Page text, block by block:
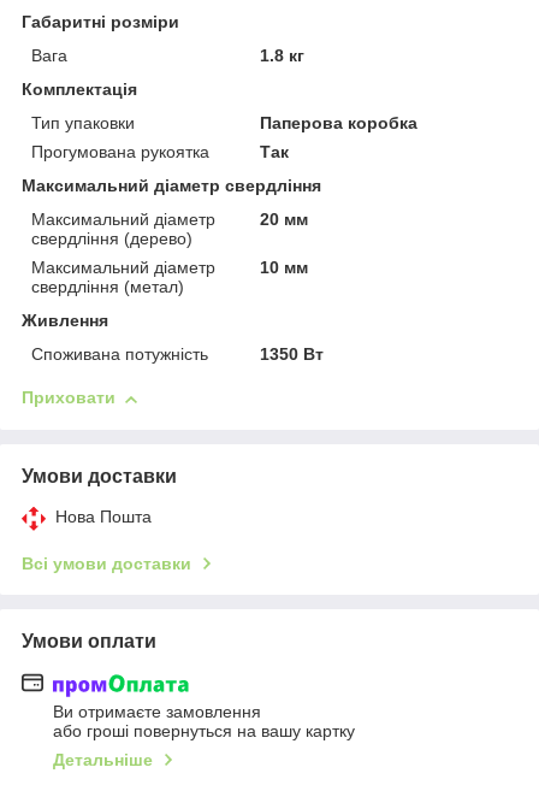
Габаритні розміри
Вага
1.8 кг
Комплектація
Тип упаковки
Паперова коробка
Прогумована рукоятка
Так
Максимальний діаметр свердління
Максимальний діаметр
свердління (дерево)
20 мм
Максимальний діаметр
свердління (метал)
10 мм
Живлення
Споживана потужність
1350 Вт
Приховати
Умови доставки
Нова Пошта
Всі умови доставки
Умови оплати
Ви отримаєте замовлення
або гроші повернуться на вашу картку
Детальніше